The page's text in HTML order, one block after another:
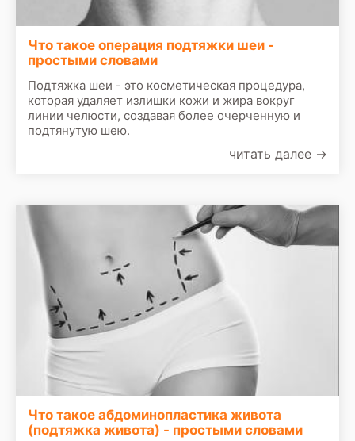
Что такое операция подтяжки шеи -
простыми словами
Подтяжка шеи - это косметическая процедура,
которая удаляет излишки кожи и жира вокруг
линии челюсти, создавая более очерченную и
подтянутую шею.
читать далее →
Что такое абдоминопластика живота
(подтяжка живота) - простыми словами